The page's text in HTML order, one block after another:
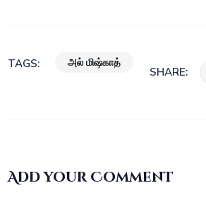
TAGS: அல் மிஷ்காத்
SHARE:
Add your Comment